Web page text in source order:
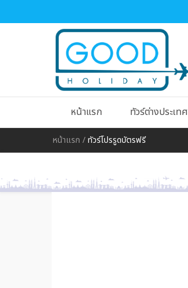
หน้าแรก ทัวร์ต่างประเทศ
หน้าแรก /ทัวร์โปรรูดบัตรฟรี